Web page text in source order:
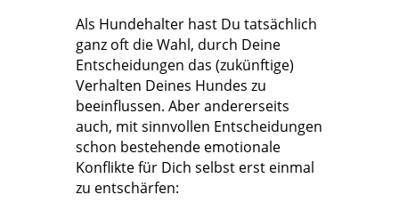
Als Hundehalter hast Du tatsächlich
ganz oft die Wahl, durch Deine
Entscheidungen das (zukünftige)
Verhalten Deines Hundes zu
beeinflussen. Aber andererseits
auch, mit sinnvollen Entscheidungen
schon bestehende emotionale
Konflikte für Dich selbst erst einmal
zu entschärfen: